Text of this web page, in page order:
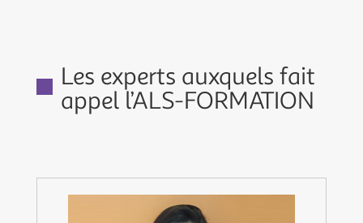
Les experts auxquels fait
appel l’ALS-FORMATION